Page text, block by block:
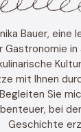
Bauer, eine
Gastronomie
mit Ihnen
Sie
bei
Geschichte